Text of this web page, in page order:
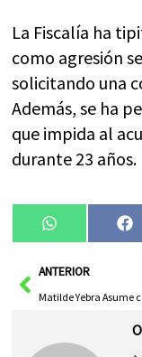
La Fiscalía ha
como agresión
solicitando una
Además, se ha
que impida al
durante 23 años.
Compartir
en
WhatsApp
AntANTERIOR